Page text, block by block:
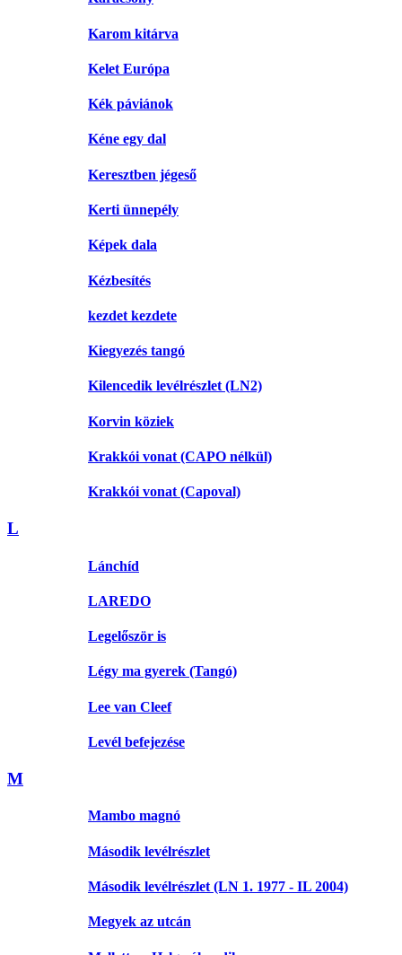
Karom kitárva
Kelet Európa
Kék páviánok
Kéne egy dal
Keresztben jégeső
Kerti ünnepély
Képek dala
Kézbesítés
kezdet kezdete
Kiegyezés tangó
Kilencedik levélrészlet (LN2)
Korvin köziek
Krakkói vonat (CAPO nélkül)
Krakkói vonat (Capoval)
L
Lánchíd
LAREDO
Legelőször is
Légy ma gyerek (Tangó)
Lee van Cleef
Levél befejezése
M
Mambo magnó
Második levélrészlet
Második levélrészlet (LN 1. 1977 - IL 2004)
Megyek az utcán